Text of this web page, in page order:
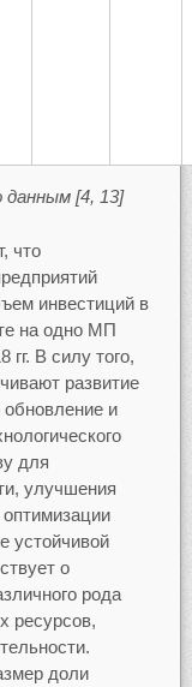
[4, 13]
что
инвестиций в
на одно МП
В силу того,
развитие
обновление и
для
улучшения
устойчивой
о
рода
ресурсов,
доли